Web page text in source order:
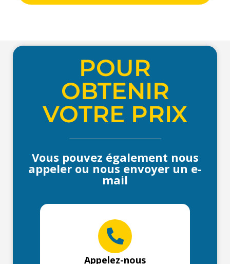
POUR
OBTENIR
VOTRE PRIX
Vous pouvez également nous
appeler ou nous envoyer un e-
mail
Appelez-nous